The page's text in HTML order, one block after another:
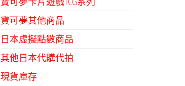
寶可夢其他商品
日本虛擬點數商品
其他日本代購代拍
現貨庫存